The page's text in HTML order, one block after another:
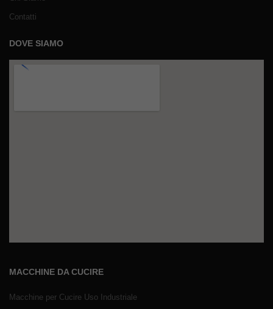
Contatti
DOVE SIAMO
MACCHINE DA CUCIRE
Macchine per Cucire Uso Industriale